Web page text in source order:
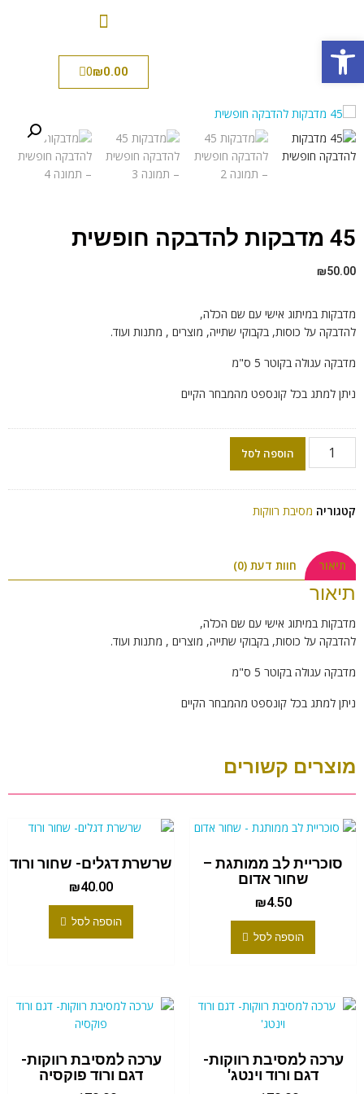
פתח סרגל נגישות
₪0.00
0
45 מדבקות להדבקה חופשית
₪50.00
מדבקות במיתוג אישי עם שם הכלה,
להדבקה על כוסות, בקבוקי שתייה, מוצרים , מתנות ועוד.
מדבקה עגולה בקוטר 5 ס"מ
ניתן למתג בכל קונספט מהמבחר הקיים
הוספה לסל
קטגוריה מסיבת רווקות
תיאור חוות דעת (0)
תיאור
מדבקות במיתוג אישי עם שם הכלה,
להדבקה על כוסות, בקבוקי שתייה, מוצרים , מתנות ועוד.
מדבקה עגולה בקוטר 5 ס"מ
ניתן למתג בכל קונספט מהמבחר הקיים
מוצרים קשורים
סוכריית לב ממותגת –
שחור אדום
₪4.50
הוספה לסל
שרשרת דגלים- שחור ורוד
₪40.00
הוספה לסל
ערכה למסיבת רווקות-
דגם ורוד וינטג'
ערכה למסיבת רווקות-
דגם ורוד פוקסיה